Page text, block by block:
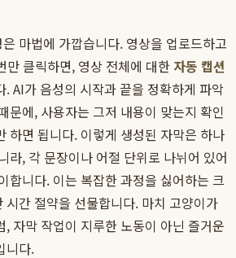
마법에 가깝습니다. 영상을 업로드하고
만 클릭하면, 영상 전체에 대한 자동 캡션
. AI가 음성의 시작과 끝을 정확하게 파악
문에, 사용자는 그저 내용이 맞는지 확인
하면 됩니다. 이렇게 생성된 자막은 하나
라, 각 문장이나 어절 단위로 나뉘어 있어
합니다. 이는 복잡한 과정을 싫어하는 크
시간 절약을 선물합니다. 마치 고양이가
, 자막 작업이 지루한 노동이 아닌 즐거운
니다.